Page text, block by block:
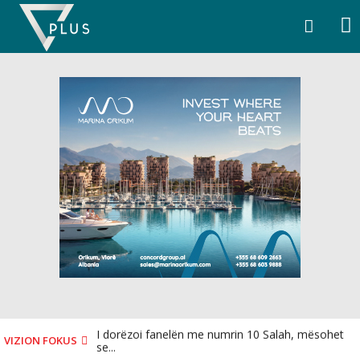
Skip
content
VIZION FOKUS
I dorëzoi fanelën me numrin 10 Salah, mësohet
se...